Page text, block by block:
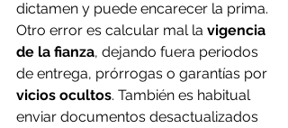
dictamen y puede encarecer la prima.
Otro error es calcular mal la vigencia
de la fianza, dejando fuera periodos
de entrega, prórrogas o garantías por
vicios ocultos. También es habitual
enviar documentos desactualizados